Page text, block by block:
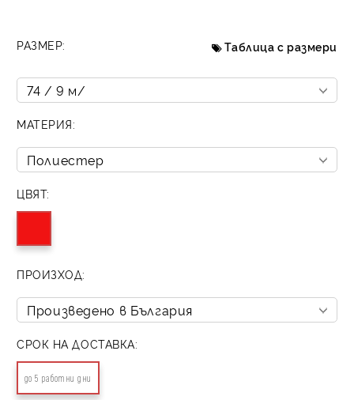
РАЗМЕР: Таблица с размери
МАТЕРИЯ:
ЦВЯТ:
ПРОИЗХОД:
СРОК НА ДОСТАВКА:
до 5 работни дни